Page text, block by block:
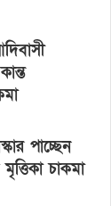
পাচ্ছেন
চাকমা